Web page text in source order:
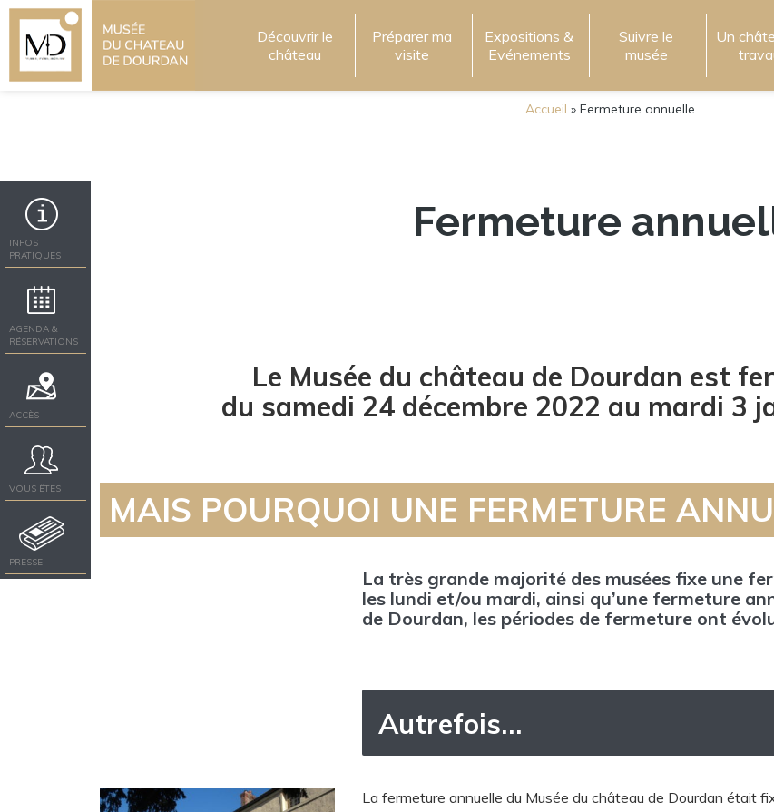
Découvrir le
château
Préparer ma
visite
Expositions &
Evénements
Suivre le
musée
Un
INFOS
PRATIQUES
AGENDA &
RÉSERVATIONS
ACCÈS
VOUS ÊTES
PRESSE
Accueil » Fermeture annuelle
Fermeture
Le Musée du château de Dourdan est
du samedi 24 décembre 2022 au mardi 3
MAIS POURQUOI UNE FERMETURE
La très grande majorité des musées fixe une
les lundi et/ou mardi, ainsi qu’une fermeture
de Dourdan, les périodes de fermeture ont
Autrefois…
La fermeture annuelle du Musée du château de Dourdan était